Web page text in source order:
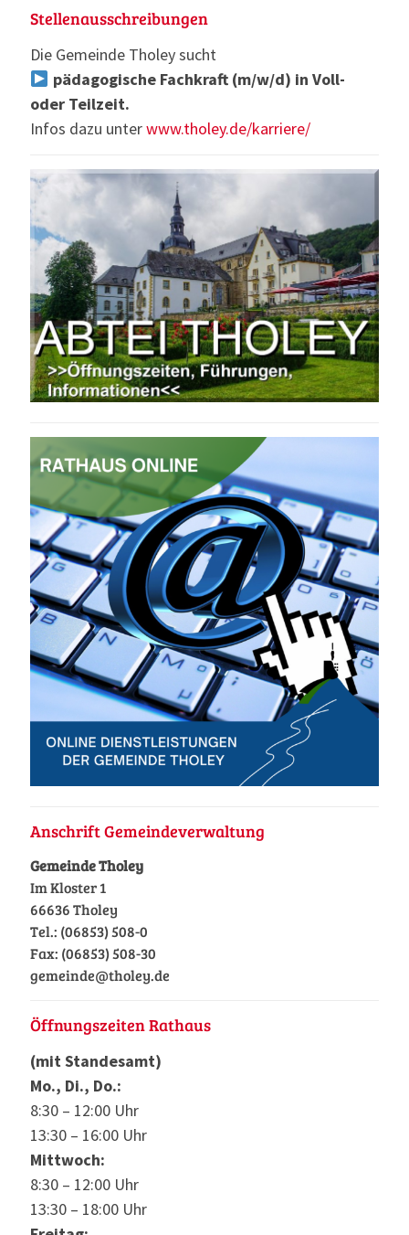
Stellenausschreibungen
Die Gemeinde Tholey sucht
pädagogische Fachkraft (m/w/d) in Voll-
oder Teilzeit.
Infos dazu unterwww.tholey.de/karriere/
Anschrift Gemeindeverwaltung
Gemeinde Tholey
Im Kloster 1
66636 Tholey
Tel.: (06853) 508-0
Fax: (06853) 508-30
gemeinde@tholey.de
Öffnungszeiten Rathaus
(mit Standesamt)
Mo., Di., Do.:
8:30 – 12:00 Uhr
13:30 – 16:00 Uhr
Mittwoch:
8:30 – 12:00 Uhr
13:30 – 18:00 Uhr